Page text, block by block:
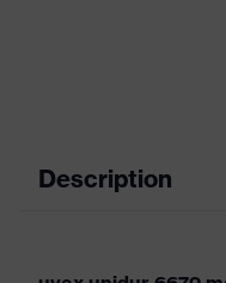
Description